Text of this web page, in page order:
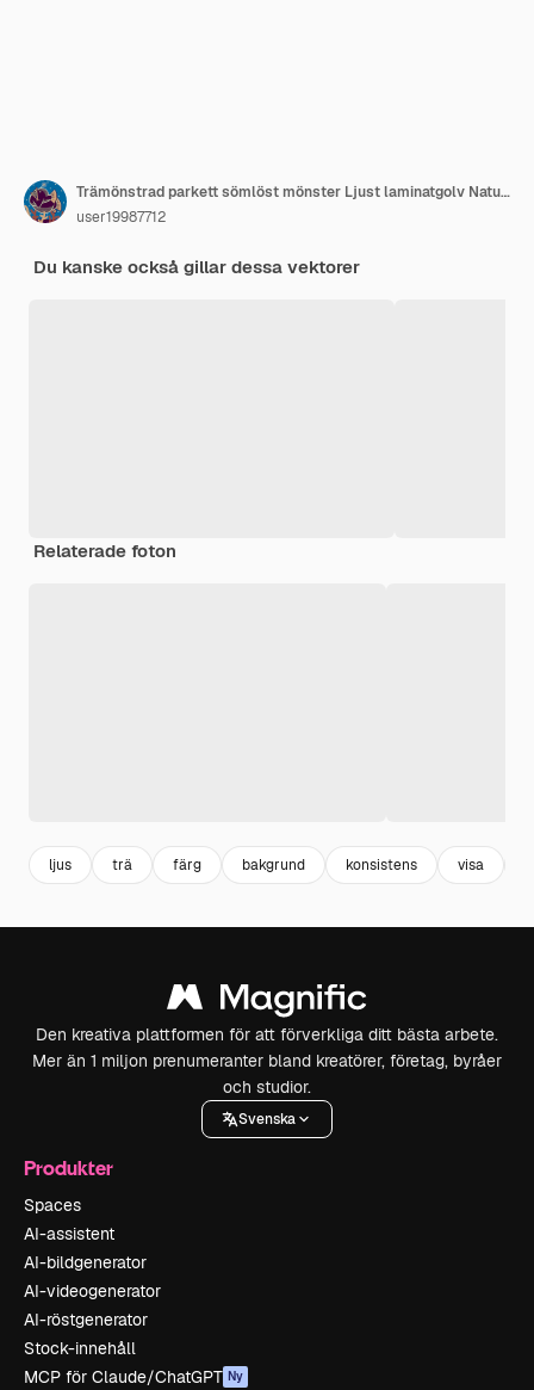
Trämönstrad parkett sömlöst mönster Ljust laminatgolv Naturträ interiör realistisk vektor
user19987712
Du kanske också gillar dessa vektorer
Relaterade foton
ljus trä färg bakgrund konsistens visa
Den kreativa plattformen för att förverkliga ditt bästa arbete.
Mer än 1 miljon prenumeranter bland kreatörer, företag, byråer
och studior.
Svenska
Produkter
Spaces
AI-assistent
AI-bildgenerator
AI-videogenerator
AI-röstgenerator
Stock-innehåll
MCP för Claude/ChatGPT Ny